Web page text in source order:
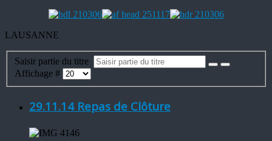
LAUSANNE
Saisir partie du titre
Affichage #
29.11.14 Repas de Clôture